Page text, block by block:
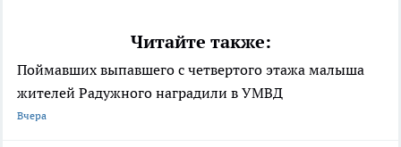
Читайте также:
Поймавших выпавшего с четвертого этажа малыша
жителей Радужного наградили в УМВД
Вчера